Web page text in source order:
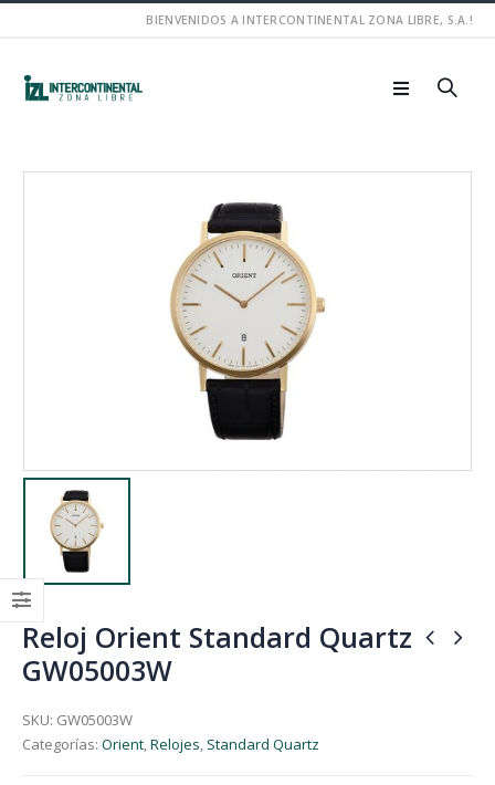
BIENVENIDOS A INTERCONTINENTAL ZONA LIBRE, S.A.!
Reloj Orient Standard Quartz
GW05003W
SKU: GW05003W
Categorías: Orient,Relojes, Standard Quartz